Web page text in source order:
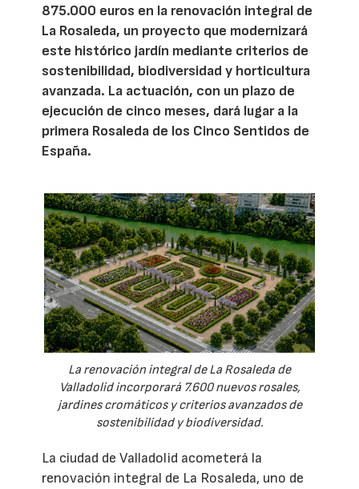
875.000 euros en la renovación integral de
La Rosaleda, un proyecto que modernizará
este histórico jardín mediante criterios de
sostenibilidad, biodiversidad y horticultura
avanzada. La actuación, con un plazo de
ejecución de cinco meses, dará lugar a la
primera Rosaleda de los Cinco Sentidos de
España.
La renovación integral de La Rosaleda de
Valladolid incorporará 7.600 nuevos rosales,
jardines cromáticos y criterios avanzados de
sostenibilidad y biodiversidad.
La ciudad de Valladolid acometerá la
renovación integral de La Rosaleda, uno de